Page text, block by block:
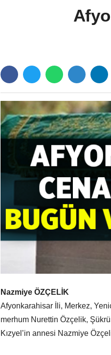
Nazmiye ÖZÇELİK
Afyonkarahisar İli, Merkez,
merhum Nurettin Özçelik,
Kızyel’in annesi Nazmiye